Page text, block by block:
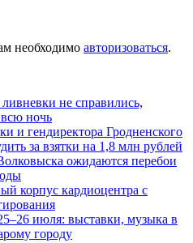
необходимо авторизоваться.
не справились,
всю ночь
и гендиректора Гродненского
за взятки на 1,8 млн рублей
ожидаются перебои
корпус кардиоцентра с
июля: выставки, музыка в
городу